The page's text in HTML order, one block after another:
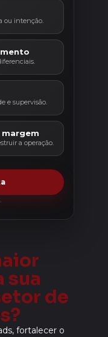
ou intenção.
e supervisão.
a operação.
sua
de
fortalecer o